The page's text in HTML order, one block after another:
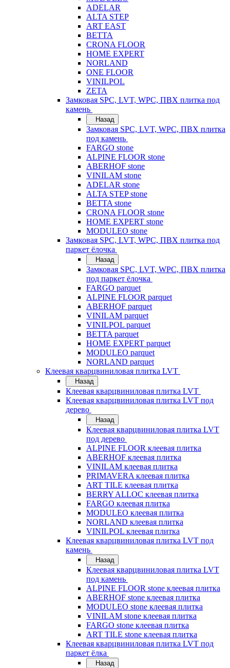
ADELAR
ALTA STEP
ART EAST
BETTA
CRONA FLOOR
HOME EXPERT
NORLAND
ONE FLOOR
VINILPOL
ZETA
Замковая SPC, LVT, WPC, ПВХ плитка под
камень
Назад
Замковая SPC, LVT, WPC, ПВХ плитка
под камень
FARGO stone
ALPINE FLOOR stone
ABERHOF stone
VINILAM stone
ADELAR stone
ALTA STEP stone
BETTA stone
CRONA FLOOR stone
HOME EXPERT stone
MODULEO stone
Замковая SPC, LVT, WPC, ПВХ плитка под
паркет ёлочка
Назад
Замковая SPC, LVT, WPC, ПВХ плитка
под паркет ёлочка
FARGO parquet
ALPINE FLOOR parquet
ABERHOF parquet
VINILAM parquet
VINILPOL parquet
BETTA parquet
HOME EXPERT parquet
MODULEO parquet
NORLAND parquet
Клеевая кварцвиниловая плитка LVT
Назад
Клеевая кварцвиниловая плитка LVT
Клеевая кварцвиниловая плитка LVT под
дерево
Назад
Клеевая кварцвиниловая плитка LVT
под дерево
ALPINE FLOOR клеевая плитка
ABERHOF клеевая плитка
VINILAM клеевая плитка
PRIMAVERA клеевая плитка
ART TILE клеевая плитка
BERRY ALLOC клеевая плитка
FARGO клеевая плитка
MODULEO клеевая плитка
NORLAND клеевая плитка
VINILPOL клеевая плитка
Клеевая кварцвиниловая плитка LVT под
камень
Назад
Клеевая кварцвиниловая плитка LVT
под камень
ALPINE FLOOR stone клеевая плитка
ABERHOF stone клеевая плитка
MODULEO stone клеевая плитка
VINILAM stone клеевая плитка
FARGO stone клеевая плитка
ART TILE stone клеевая плитка
Клеевая кварцвиниловая плитка LVT под
паркет ёлка
Назад